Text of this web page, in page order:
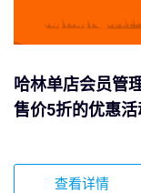
哈林单店会员管
售价5折的优惠
查看详情